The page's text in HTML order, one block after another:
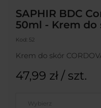
SAPHIR BDC
50ml - Krem do
Kod: 52
Krem do skór
47,99 zł / szt.
Wybierz